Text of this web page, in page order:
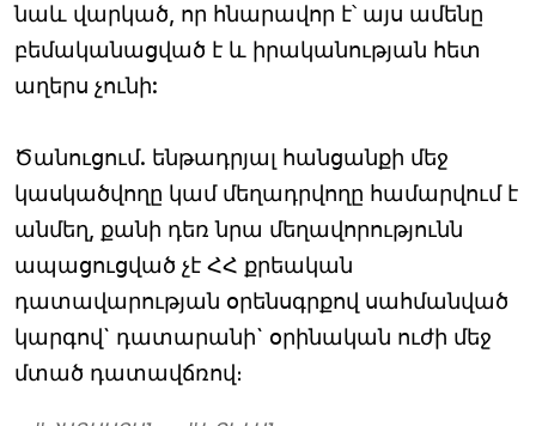
նաև վարկած, որ հնարավոր է՝ այս ամենը
բեմականացված է և իրականության հետ
աղերս չունի:
Ծանուցում. ենթադրյալ հանցանքի մեջ
կասկածվողը կամ մեղադրվողը համարվում է
անմեղ, քանի դեռ նրա մեղավորությունն
ապացուցված չէ ՀՀ քրեական
դատավարության օրենսգրքով սահմանված
կարգով` դատարանի` օրինական ուժի մեջ
մտած դատավճռով։